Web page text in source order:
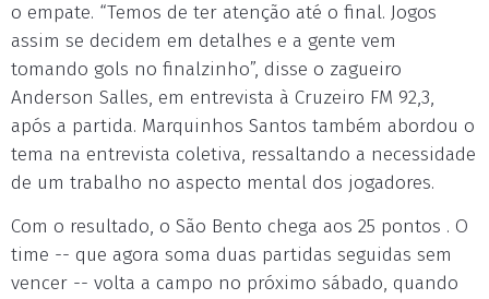
o empate. “Temos de ter atenção até o final. Jogos
assim se decidem em detalhes e a gente vem
tomando gols no finalzinho”, disse o zagueiro
Anderson Salles, em entrevista à Cruzeiro FM 92,3,
após a partida. Marquinhos Santos também abordou o
tema na entrevista coletiva, ressaltando a necessidade
de um trabalho no aspecto mental dos jogadores.
Com o resultado, o São Bento chega aos 25 pontos . O
time -- que agora soma duas partidas seguidas sem
vencer -- volta a campo no próximo sábado, quando